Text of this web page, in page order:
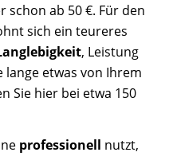
schon ab 50 €. Für den
sich ein teureres
, Leistung
lange etwas von Ihrem
Sie hier bei etwa 150
professionell nutzt,